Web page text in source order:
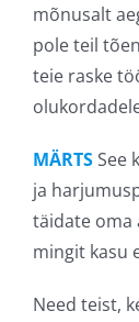
mõnusalt
pole teil
teie raske
MÄRTSSee
ja
täidate oma
mingit kasu
Need teist,